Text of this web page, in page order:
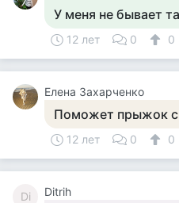
У меня не бывает
12 лет 0 0
Елена Захарченко
Поможет прыжок
12 лет 0 0
Di Ditrih